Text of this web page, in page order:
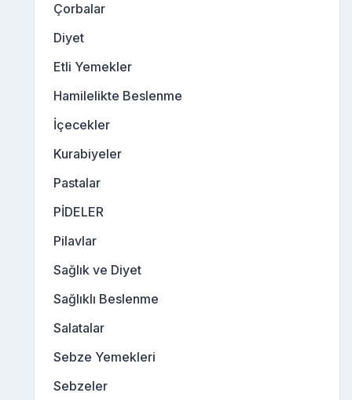
Çorbalar
Diyet
Etli Yemekler
Hamilelikte Beslenme
İçecekler
Kurabiyeler
Pastalar
PİDELER
Pilavlar
Sağlık ve Diyet
Sağlıklı Beslenme
Salatalar
Sebze Yemekleri
Sebzeler